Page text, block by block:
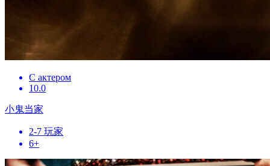
С актером
10.0
小鬼当家
2-7 玩家
6+